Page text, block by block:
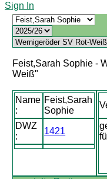
Sign In
Feist,Sarah Sophie -
Weiß"
Name
:
Feist,Sarah
Sophie
DWZ
:
1421